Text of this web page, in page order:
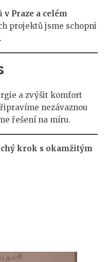
Praze a celém
projektů jsme schopni
a zvýšit komfort
nezávaznou
řešení na míru.
krok s okamžitým